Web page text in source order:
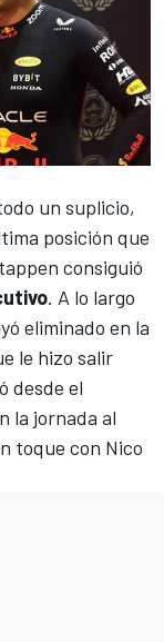
un suplicio,
posición que
consiguió
. A lo largo
eliminado en la
le hizo salir
desde el
la jornada al
toque con Nico